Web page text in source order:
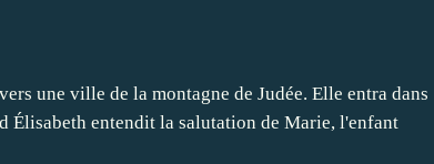
une ville de la montagne de Judée. Elle entra dans
Élisabeth entendit la salutation de Marie, l'enfant